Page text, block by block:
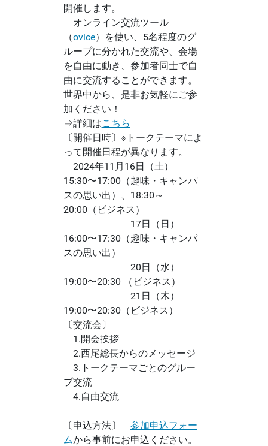
開催します。
オンライン交流ツール
（ovice）を使い、5名程度のグ
ループに分かれた交流や、会場
を自由に動き、参加者同士で自
由に交流することができます。
世界中から、是非お気軽にご参
加ください！
⇒詳細はこちら
〔開催日時〕※トークテーマによ
って開催日程が異なります。
2024年11月16日（土）
15:30〜17:00（趣味・キャンパ
スの思い出）、18:30～
20:00（ビジネス）
17日（日）
16:00〜17:30（趣味・キャンパ
スの思い出）
20日（水）
19:00〜20:30 （ビジネス）
21日（木）
19:00〜20:30（ビジネス）
〔交流会〕
1.開会挨拶
2.西尾総長からのメッセージ
3.トークテーマごとのグルー
プ交流
4.自由交流
〔申込方法〕 参加申込フォー
ムから事前にお申込ください。